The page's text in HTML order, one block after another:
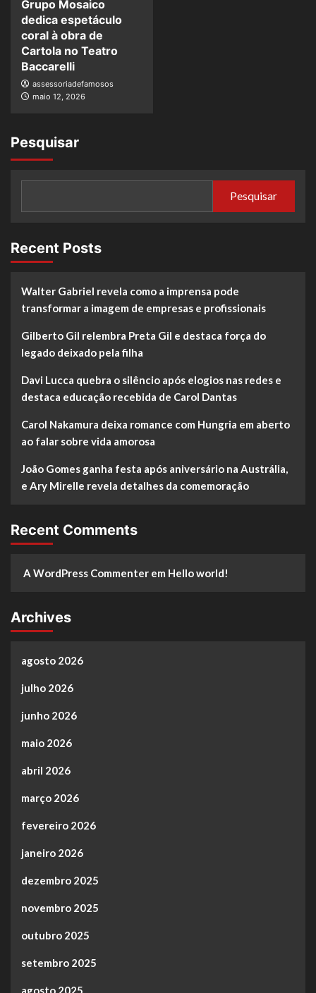
Grupo Mosaico
dedica espetáculo
coral à obra de
Cartola no Teatro
Baccarelli
assessoriadefamosos
maio 12, 2026
Pesquisar
Pesquisar
Recent Posts
Walter Gabriel revela como a imprensa pode
transformar a imagem de empresas e profissionais
Gilberto Gil relembra Preta Gil e destaca força do
legado deixado pela filha
Davi Lucca quebra o silêncio após elogios nas redes e
destaca educação recebida de Carol Dantas
Carol Nakamura deixa romance com Hungria em aberto
ao falar sobre vida amorosa
João Gomes ganha festa após aniversário na Austrália,
e Ary Mirelle revela detalhes da comemoração
Recent Comments
A WordPress Commenter em Hello world!
Archives
agosto 2026
julho 2026
junho 2026
maio 2026
abril 2026
março 2026
fevereiro 2026
janeiro 2026
dezembro 2025
novembro 2025
outubro 2025
setembro 2025
agosto 2025